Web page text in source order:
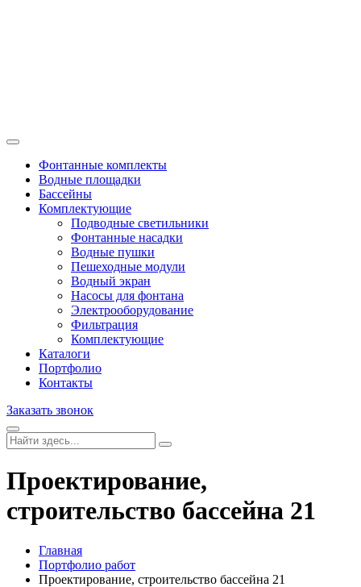
Фонтанные комплекты
Водные площадки
Бассейны
Комплектующие
Подводные светильники
Фонтанные насадки
Водные пушки
Пешеходные модули
Водный экран
Насосы для фонтана
Электрооборудование
Фильтрация
Комплектующие
Каталоги
Портфолио
Контакты
Заказать звонок
Проектирование,
строительство бассейна 21
Главная
Портфолио работ
Проектирование, строительство бассейна 21